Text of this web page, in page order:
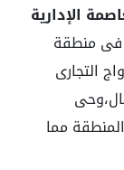
الإدارية
فى منطقة
التجارى
مما